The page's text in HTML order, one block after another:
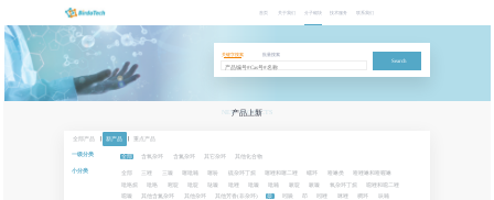
首页 关于我们 分子砌块 技术服务 联系我们
关键字搜索
批量搜索
Search
NEW PRODUCTS
产品上新
全部产品 新产品 重点产品
一级分类 全部 含氧杂环 含氮杂环 其它杂环 其他化合物
小分类 全部 三唑 三嗪 硫杂环丁烷 噻唑和噻二唑 螺环 喹啉类 喹唑啉和喹喔啉
吡咯烷 吡咯 哒嗪 吡唑 氧杂环丁烷 噁唑和噁二唑
噁嗪 其他含氮杂环 其他杂环 其他芳香(非杂环) 萘 吲哚 茚 吲唑 咪唑 稠环